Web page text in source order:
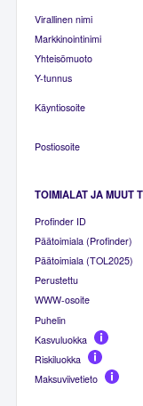
Virallinen nimi
Markkinointinimi
Yhteisömuoto
Y-tunnus
Käyntiosoite
Postiosoite
TOIMIALAT JA MUUT
Profinder ID
Päätoimiala (Profinder)
Päätoimiala (TOL2025)
Perustettu
WWW-osoite
Puhelin
Kasvuluokka
Riskiluokka
Maksuviivetieto